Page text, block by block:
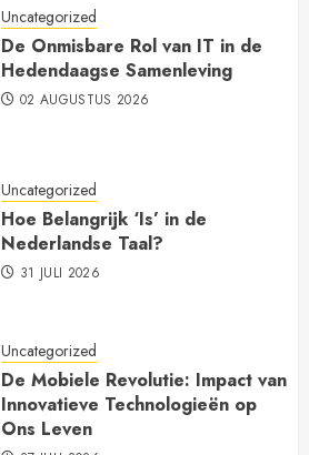
Uncategorized
De Onmisbare Rol van IT in de
Hedendaagse Samenleving
02 AUGUSTUS 2026
Uncategorized
Hoe Belangrijk ‘Is’ in de
Nederlandse Taal?
31 JULI 2026
Uncategorized
De Mobiele Revolutie: Impact van
Innovatieve Technologieën op
Ons Leven